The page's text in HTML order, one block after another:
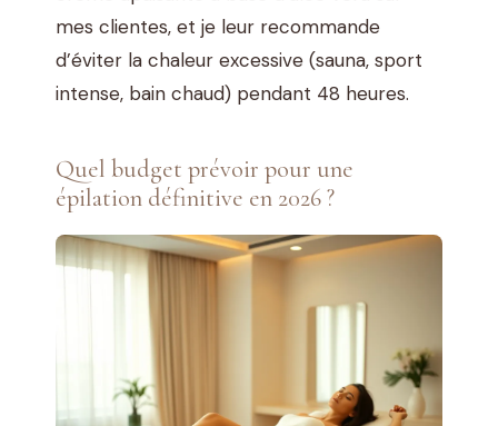
mes clientes, et je leur recommande
d’éviter la chaleur excessive (sauna, sport
intense, bain chaud) pendant 48 heures.
Quel budget prévoir pour une
épilation définitive en 2026 ?